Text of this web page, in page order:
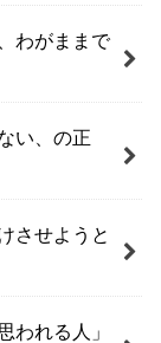
わがままで
い、の正
させようと
われる人」